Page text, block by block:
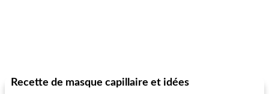
Recette de masque capillaire et idées